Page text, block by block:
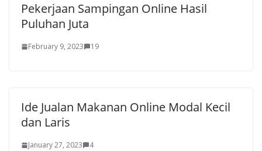
Pekerjaan Sampingan Online Hasil
Puluhan Juta
February 9, 2023 19
Ide Jualan Makanan Online Modal Kecil
dan Laris
January 27, 2023 4